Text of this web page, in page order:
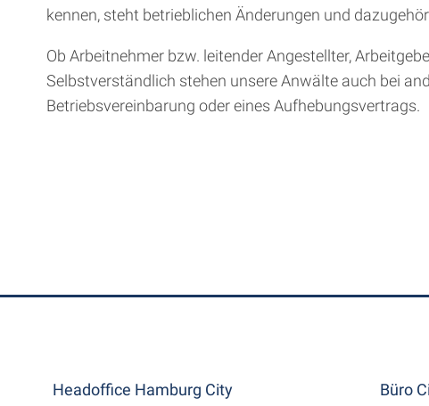
kennen, steht betrieblichen Änderungen und
Ob Arbeitnehmer bzw. leitender Angestellter,
Selbstverständlich stehen unsere Anwälte auch bei
Betriebsvereinbarung oder eines Aufhebungsvertrags.
Headoffice Hamburg City Büro